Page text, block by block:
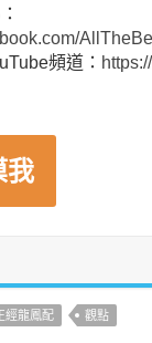
頻道：
我
經龍鳳配 觀點